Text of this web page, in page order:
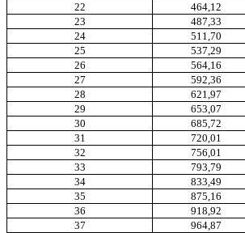
22
464,12
23
487,33
24
511,70
25
537,29
26
564,16
27
592,36
28
621,97
29
653,07
30
685,72
31
720,01
32
756,01
33
793,79
34
833,49
35
875,16
36
918,92
37
964,87